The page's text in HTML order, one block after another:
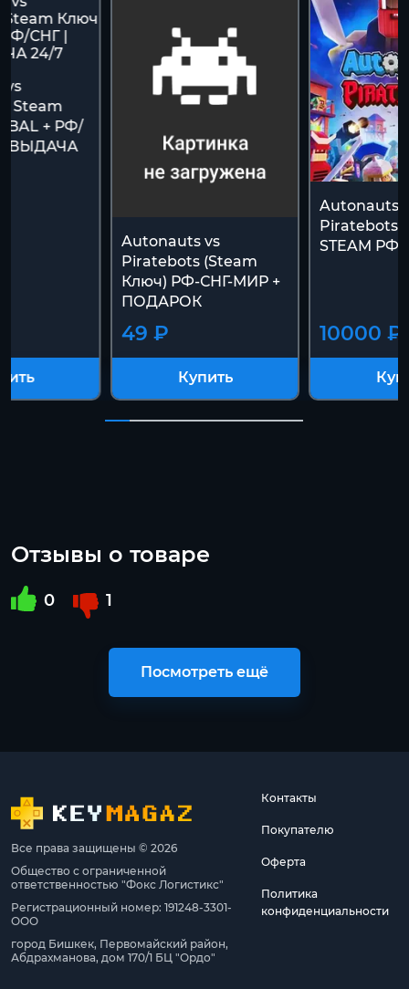
vs
Steam
+ РФ/
Autonauts vs
Piratebots (Steam
Ключ) РФ-СНГ-МИР +
ПОДАРОК
49 ₽
Купить
Autonauts
Piratebots
STEAM
10000 ₽
Отзывы о товаре
0 1
Посмотреть ещё
Все права защищены © 2026
Общество с ограниченной
ответственностью "Фокс Логистикс"
Регистрационный номер: 191248-3301-
ООО
город Бишкек, Первомайский район,
Абдрахманова, дом 170/1 БЦ "Ордо"
Контакты
Покупателю
Оферта
Политика
конфиденциальности